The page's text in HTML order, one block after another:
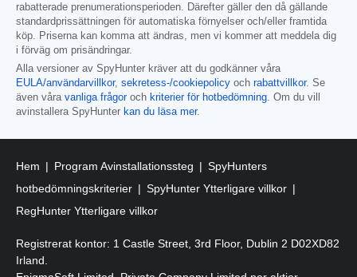
rabatterade prenumerationsperioden. Därefter gäller den då gällande
standardprissättningen för automatiska förnyelser och/eller framtida
köp. Priserna kan komma att ändras, men vi kommer att meddela dig
i förväg om prisändringar.
Alla versioner av SpyHunter kräver att du godkänner våra
EULA/användarvillkor, sekretess-/cookiepolicy och rabattvillkor. Se
även våra vanliga frågoroch kriterier för hotbedömning . Om du vill
avinstallera SpyHunter kan du läsa mer.
Hem Program Avinstallationssteg
SpyHunters
hotbedömningskriterier
SpyHunter Ytterligare villkor
RegHunter Ytterligare villkor
Registrerat kontor: 1 Castle Street, 3rd Floor, Dublin 2 D02XD82
Irland.